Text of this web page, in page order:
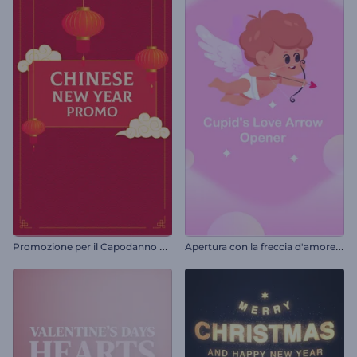
P
romozione per il Capodanno cinese A
pertura con la freccia d'amore di Cupido